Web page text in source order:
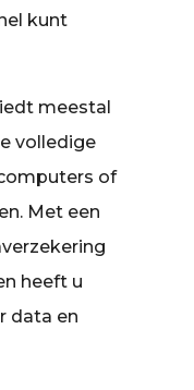
kunt
meestal
volledige
of
Met een
heeft u
data en